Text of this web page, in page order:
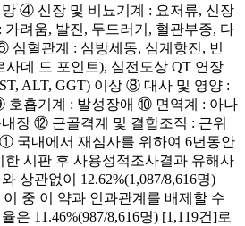
④ 신장 및 비뇨기계 : 요저류, 신장
려움, 발진, 두드러기, 혈관부종, 다
심혈관계 : 심방세동, 심계항진, 빈
사데 드 포인트), 심전도상 QT 연장
ALT, GGT) 이상 ⑧ 대사 및 영양 :
호흡기계 : 발성장애 ⑩ 면역계 : 아나
장 ⑫ 근골격계 및 결합조직 : 근위
국내에서 재심사를 위하여 6년동안
한 시판 후 사용성적조사결과 유해사
상관없이 12.62%(1,087/8,616명)
중 이 약과 인과관계를 배제할 수
은 11.46%(987/8,616명) [1,119건]로